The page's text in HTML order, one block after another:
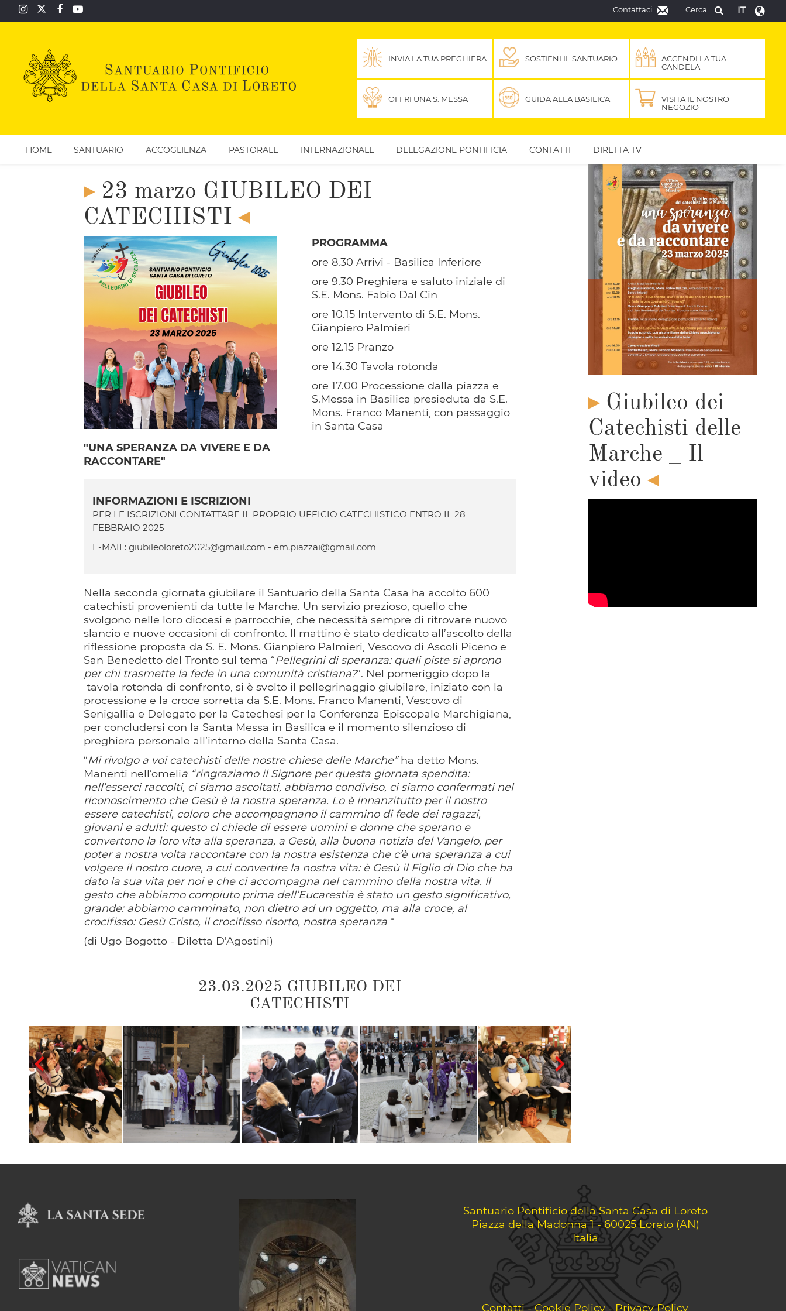
IT
Cerca
Contattaci
INVIA LA TUA PREGHIERA SOSTIENI IL SANTUARIO
ACCENDI LA TUA
CANDELA
OFFRI UNA S. MESSA GUIDA ALLA BASILICA
VISITA IL NOSTRO
NEGOZIO
HOME SANTUARIO ACCOGLIENZA PASTORALE INTERNAZIONALE DELEGAZIONE PONTIFICIA CONTATTI DIRETTA TV
23 marzo GIUBILEO DEI
CATECHISTI
"UNA SPERANZA DA VIVERE E DA
RACCONTARE"
PROGRAMMA
ore 8.30 Arrivi - Basilica Inferiore
ore 9.30 Preghiera e saluto iniziale di
S.E. Mons. Fabio Dal Cin
ore 10.15 Intervento di S.E. Mons.
Gianpiero Palmieri
ore 12.15 Pranzo
ore 14.30 Tavola rotonda
ore 17.00 Processione dalla piazza e
S.Messa in Basilica presieduta da S.E.
Mons. Franco Manenti, con passaggio
in Santa Casa
INFORMAZIONI E ISCRIZIONI
PER LE ISCRIZIONI CONTATTARE IL PROPRIO UFFICIO CATECHISTICO ENTRO IL 28
FEBBRAIO 2025
E-MAIL: giubileoloreto2025@gmail.com - em.piazzai@gmail.com
Nella seconda giornata giubilare il Santuario della Santa Casa ha accolto 600
catechisti provenienti da tutte le Marche. Un servizio prezioso, quello che
svolgono nelle loro diocesi e parrocchie, che necessità sempre di ritrovare nuovo
slancio e nuove occasioni di confronto. Il mattino è stato dedicato all’ascolto della
riflessione proposta da S. E. Mons. Gianpiero Palmieri, Vescovo di Ascoli Piceno e
San Benedetto del Tronto sul tema “Pellegrini di speranza: quali piste si aprono
per chi trasmette la fede in una comunità cristiana?”. Nel pomeriggio dopo la
tavola rotonda di confronto, si è svolto il pellegrinaggio giubilare, iniziato con la
processione e la croce sorretta da S.E. Mons. Franco Manenti, Vescovo di
Senigallia e Delegato per la Catechesi per la Conferenza Episcopale Marchigiana,
per concludersi con la Santa Messa in Basilica e il momento silenzioso di
preghiera personale all’interno della Santa Casa.
“Mi rivolgo a voi catechisti delle nostre chiese delle Marche”ha detto Mons.
Manenti nell’omelia “ringraziamo il Signore per questa giornata spendita:
nell’esserci raccolti, ci siamo ascoltati, abbiamo condiviso, ci siamo confermati nel
riconoscimento che Gesù è la nostra speranza. Lo è innanzitutto per il nostro
essere catechisti, coloro che accompagnano il cammino di fede dei ragazzi,
giovani e adulti: questo ci chiede di essere uomini e donne che sperano e
convertono la loro vita alla speranza, a Gesù, alla buona notizia del Vangelo, per
poter a nostra volta raccontare con la nostra esistenza che c’è una speranza a cui
volgere il nostro cuore, a cui convertire la nostra vita: è Gesù il Figlio di Dio che ha
dato la sua vita per noi e che ci accompagna nel cammino della nostra vita. Il
gesto che abbiamo compiuto prima dell’Eucarestia è stato un gesto significativo,
grande: abbiamo camminato, non dietro ad un oggetto, ma alla croce, al
crocifisso: Gesù Cristo, il crocifisso risorto, nostra speranza“
(di Ugo Bogotto - Diletta D'Agostini)
23.03.2025 GIUBILEO DEI
CATECHISTI
Giubileo dei
Catechisti delle
Marche _ Il
video
Santuario Pontificio della Santa Casa di Loreto
Piazza della Madonna 1 - 60025 Loreto (AN)
Italia
Contatti-Cookie Policy- Privacy Policy